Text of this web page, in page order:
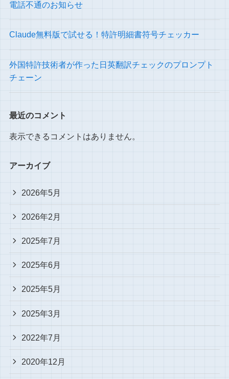
電話不通のお知らせ
Claude無料版で試せる！特許明細書符号チェッカー
外国特許技術者が作った日英翻訳チェックのプロンプト
チェーン
最近のコメント
表示できるコメントはありません。
アーカイブ
2026年5月
2026年2月
2025年7月
2025年6月
2025年5月
2025年3月
2022年7月
2020年12月